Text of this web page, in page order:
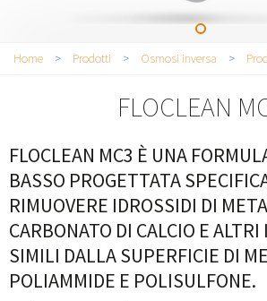
Tu sei qui
Home > Prodotti > Osmosi inversa >
FLOCLEAN
FLOCLEAN MC3 È UNA
BASSO PROGETTATA
RIMUOVERE IDROSSIDI DI
CARBONATO DI CALCIO E
SIMILI DALLA SUPERFICIE DI
POLIAMMIDE E POLISULFONE.